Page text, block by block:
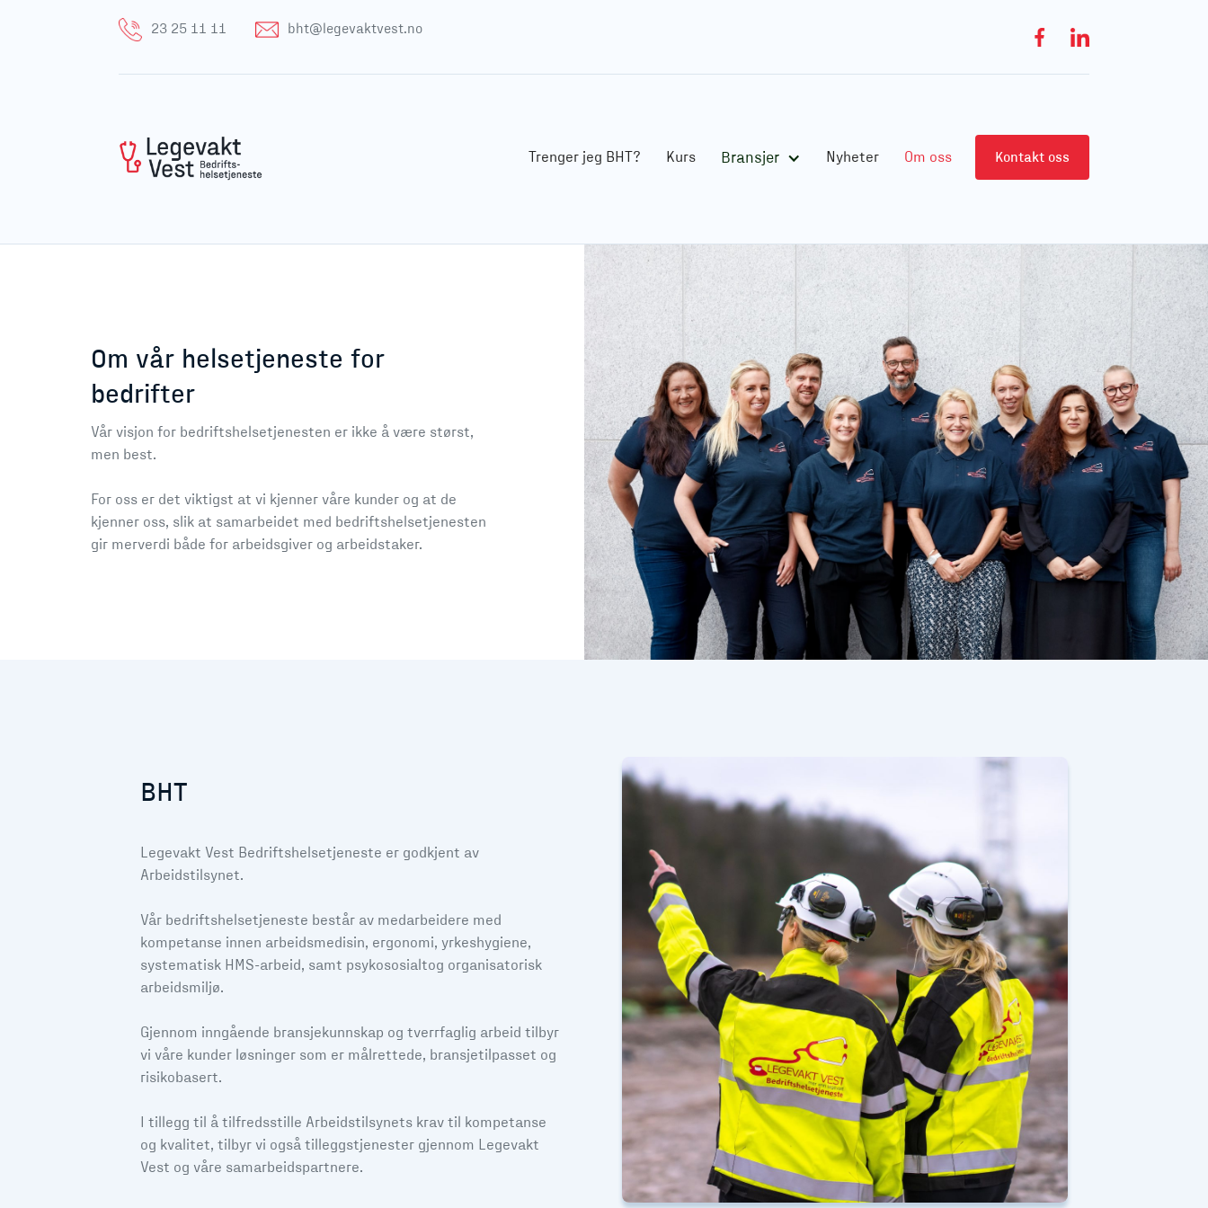
23 25 11 11 bht@legevaktvest.no
Trenger jeg BHT? Kurs Bransjer Nyheter Om oss Kontakt oss
Om vår helsetjeneste for
bedrifter
Vår visjon for bedriftshelsetjenesten er ikke å være størst,
men best.
For oss er det viktigst at vi kjenner våre kunder og at de
kjenner oss, slik at samarbeidet med bedriftshelsetjenesten
gir merverdi både for arbeidsgiver og arbeidstaker.
BHT
Legevakt Vest Bedriftshelsetjeneste er godkjent av
Arbeidstilsynet.
Vår bedriftshelsetjeneste består av medarbeidere med
kompetanse innen arbeidsmedisin, ergonomi, yrkeshygiene,
systematisk HMS-arbeid, samt psykososialtog organisatorisk
arbeidsmiljø.
Gjennom inngående bransjekunnskap og tverrfaglig arbeid tilbyr
vi våre kunder løsninger som er målrettede, bransjetilpasset og
risikobasert.
I tillegg til å tilfredsstille Arbeidstilsynets krav til kompetanse
og kvalitet, tilbyr vi også tilleggstjenester gjennom Legevakt
Vest og våre samarbeidspartnere.